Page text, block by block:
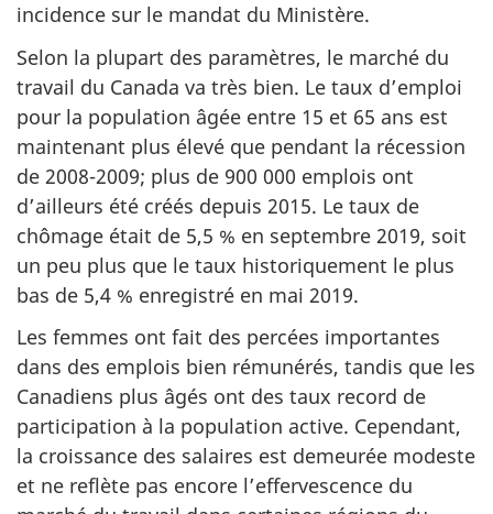
incidence sur le mandat du Ministère.
Selon la plupart des paramètres, le marché du
travail du Canada va très bien. Le taux d’emploi
pour la population âgée entre 15 et 65 ans est
maintenant plus élevé que pendant la récession
de 2008-2009; plus de 900 000 emplois ont
d’ailleurs été créés depuis 2015. Le taux de
chômage était de 5,5 % en septembre 2019, soit
un peu plus que le taux historiquement le plus
bas de 5,4 % enregistré en mai 2019.
Les femmes ont fait des percées importantes
dans des emplois bien rémunérés, tandis que les
Canadiens plus âgés ont des taux record de
participation à la population active. Cependant,
la croissance des salaires est demeurée modeste
et ne reflète pas encore l’effervescence du